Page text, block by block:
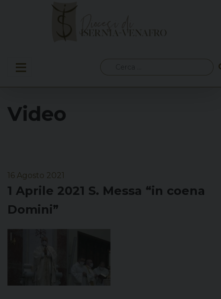
per:
Video
16 Agosto 2021
1 Aprile 2021 S. Messa “in coena
Domini”